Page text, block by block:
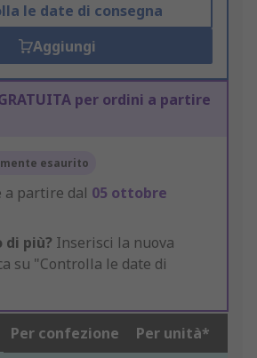
le date di consegna
Aggiungi
per ordini a partire
esaurito
a partire dal 05 ottobre
di più? Inserisci la nuova
su "Controlla le date di
Per confezione Per unità*